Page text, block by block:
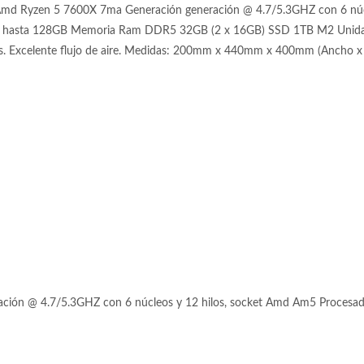
Ryzen 5 7600X 7ma Generación generación @ 4.7/5.3GHZ con 6
128GB Memoria Ram DDR5 32GB (2 x 16GB) SSD 1TB M2
Excelente flujo de aire. Medidas: 200mm x 440mm x 400mm (Ancho
@ 4.7/5.3GHZ con 6 núcleos y 12 hilos, socket Amd Am5